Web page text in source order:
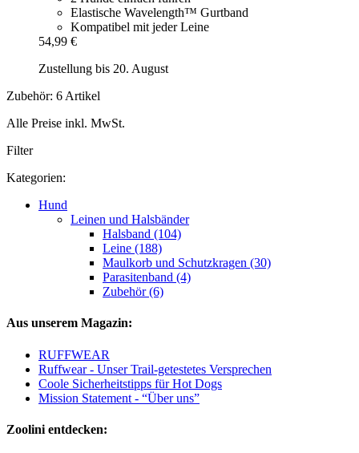
Elastische Wavelength™ Gurtband
Kompatibel mit jeder Leine
54,99 €
Zustellung bis 20. August
Zubehör: 6 Artikel
Alle Preise inkl. MwSt.
Filter
Kategorien:
Hund
Leinen und Halsbänder
Halsband (104)
Leine (188)
Maulkorb und Schutzkragen (30)
Parasitenband (4)
Zubehör (6)
Aus unserem Magazin:
RUFFWEAR
Ruffwear - Unser Trail-getestetes Versprechen
Coole Sicherheitstipps für Hot Dogs
Mission Statement - “Über uns”
Zoolini entdecken: